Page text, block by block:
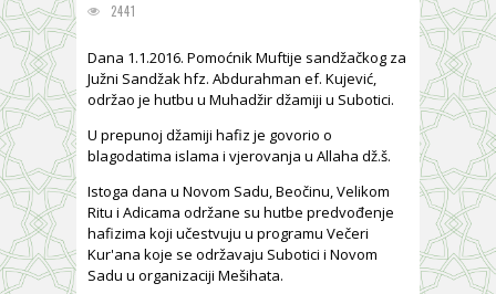
2441
Dana 1.1.2016. Pomoćnik Muftije sandžačkog za
Južni Sandžak hfz. Abdurahman ef. Kujević,
održao je hutbu u Muhadžir džamiji u Subotici.
U prepunoj džamiji hafiz je govorio o
blagodatima islama i vjerovanja u Allaha dž.š.
Istoga dana u Novom Sadu, Beočinu, Velikom
Ritu i Adicama održane su hutbe predvođenje
hafizima koji učestvuju u programu Večeri
Kur'ana koje se održavaju Subotici i Novom
Sadu u organizaciji Mešihata.